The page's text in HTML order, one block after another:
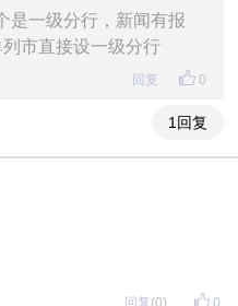
是一级分行，新闻有报
市直接设一级分行
0
回复
1回复
0
回复 (0)